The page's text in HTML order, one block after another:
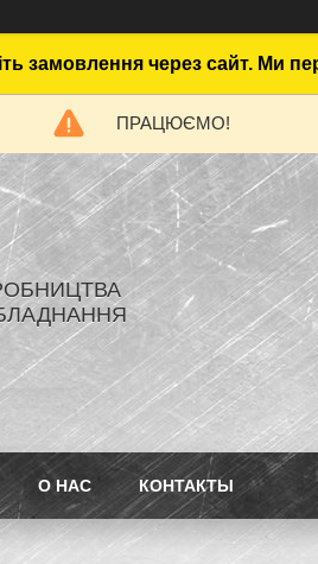
замовлення через сайт. Ми
ПРАЦЮЄМО!
О НАС КОНТАКТЫ